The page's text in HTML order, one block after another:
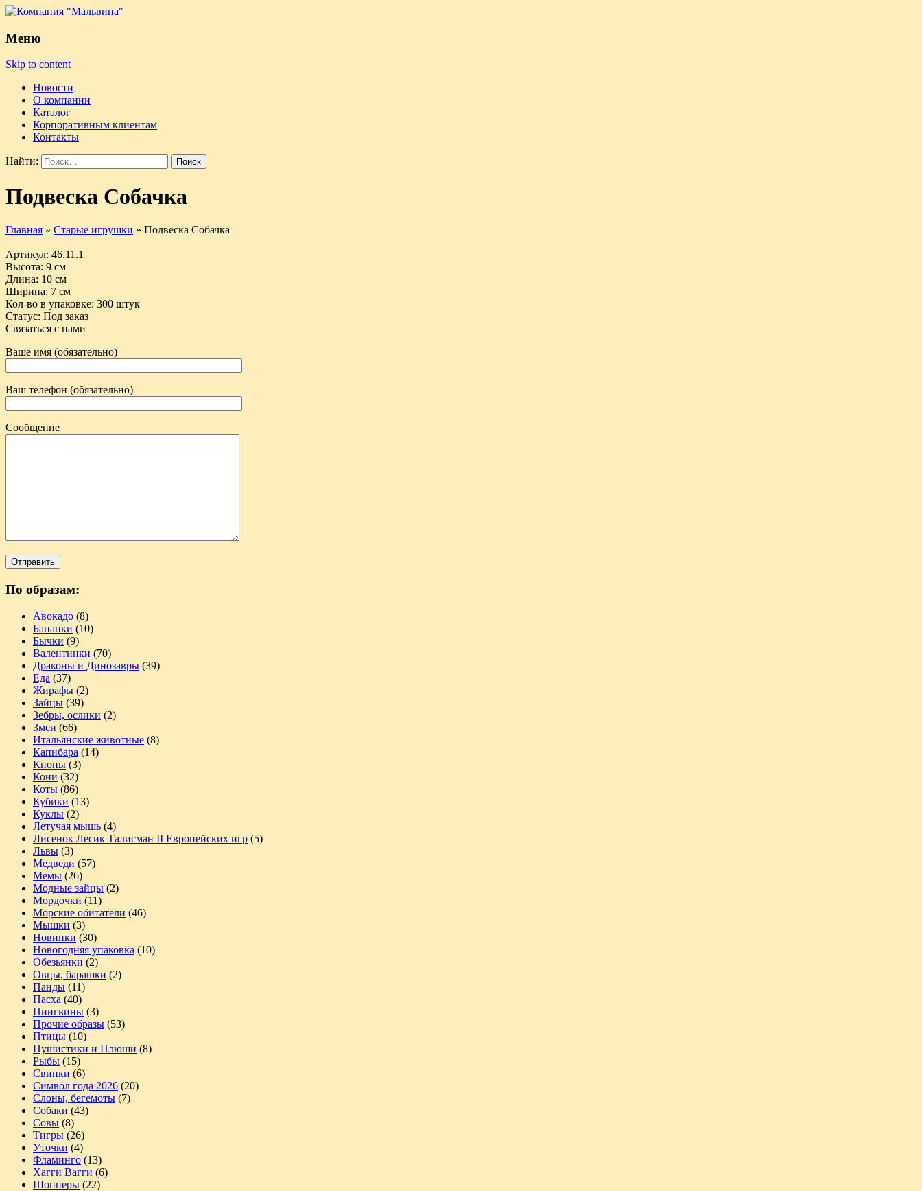
Меню
Skip to content
Новости
О компании
Каталог
Корпоративным клиентам
Контакты
Найти:
Подвеска Собачка
Главная » Старые игрушки » Подвеска Собачка
Артикул: 46.11.1
Высота: 9 см
Длина: 10 см
Ширина: 7 см
Кол-во в упаковке: 300 штук
Статус: Под заказ
Связаться с нами
Ваше имя (обязательно)
Ваш телефон (обязательно)
Сообщение
По образам:
Авокадо (8)
Бананки (10)
Бычки (9)
Валентинки (70)
Драконы и Динозавры (39)
Еда (37)
Жирафы (2)
Зайцы (39)
Зебры, ослики (2)
Змеи (66)
Итальянские животные (8)
Капибара (14)
Кнопы (3)
Кони (32)
Коты (86)
Кубики (13)
Куклы (2)
Летучая мышь (4)
Лисенок Лесик Талисман II Европейских игр (5)
Львы (3)
Медведи (57)
Мемы (26)
Модные зайцы (2)
Мордочки (11)
Морские обитатели (46)
Мышки (3)
Новинки (30)
Новогодняя упаковка (10)
Обезьянки (2)
Овцы, барашки (2)
Панды (11)
Пасха (40)
Пингвины (3)
Прочие образы (53)
Птицы (10)
Пушистики и Плюши (8)
Рыбы (15)
Свинки (6)
Символ года 2026 (20)
Слоны, бегемоты (7)
Собаки (43)
Совы (8)
Тигры (26)
Уточки (4)
Фламинго (13)
Хагги Вагги (6)
Шопперы (22)